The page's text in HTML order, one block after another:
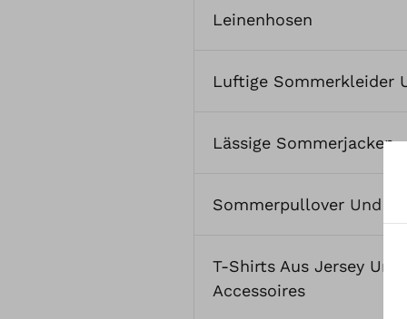
Leinenhosen
Luftige Sommerkleider
Lässige Sommerjacken
Sommerpullover Und
T-Shirts Aus Jersey Und
Accessoires